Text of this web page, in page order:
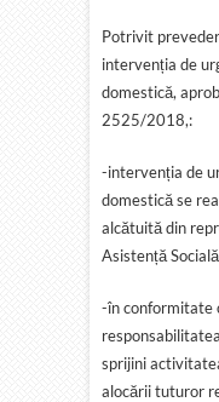
Potrivit
intervenția de
domestică,
2525/2018,:
-intervenția de
domestică se
alcătuită din
Asistență
-în conformitate
sprijini
alocării tuturor